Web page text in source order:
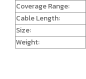
Coverage Range:
Cable Length:
Size:
Weight: